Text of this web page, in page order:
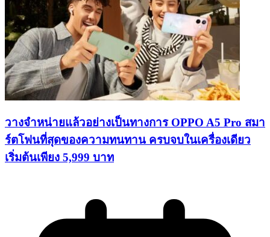
วางจำหน่ายแล้วอย่างเป็นทางการ OPPO A5 Pro สมา
ร์ตโฟนที่สุดของความทนทาน ครบจบในเครื่องเดียว
เริ่มต้นเพียง 5,999 บาท